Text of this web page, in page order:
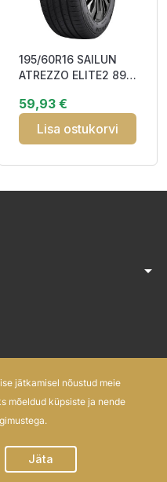
195/60R16 SAILUN
ATREZZO ELITE2 89V
59,93 €
Lisa ostukorvi
arrow_drop_down
jätkamisel nõustud meie
mõeldud küpsiste ja nende
Jäta